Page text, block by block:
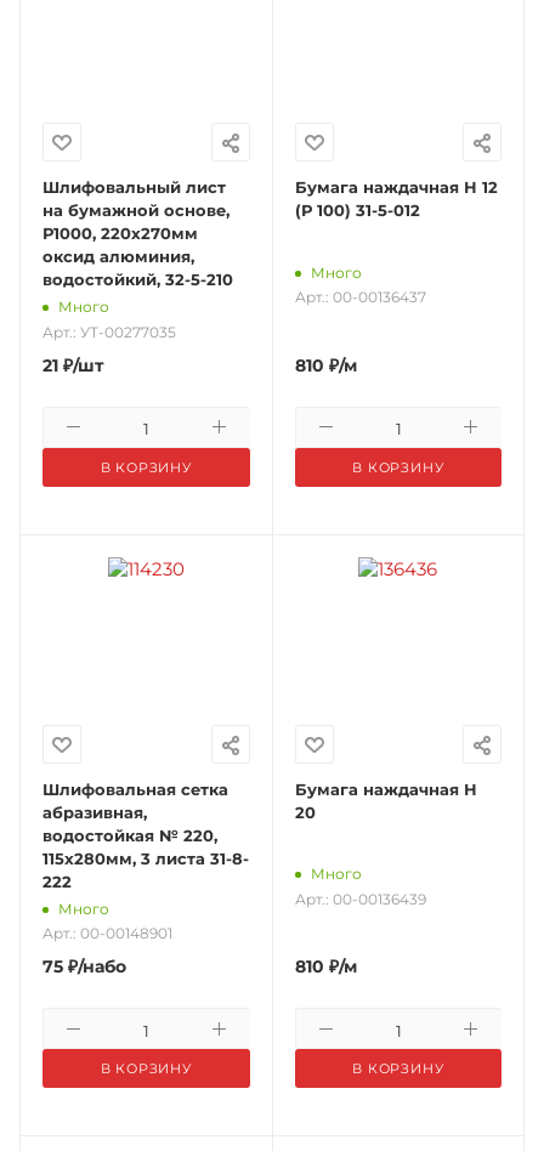
Шлифовальный лист
на бумажной основе,
Р1000, 220х270мм
оксид алюминия,
водостойкий, 32-5-210
Много
Арт.: УТ-00277035
21 ₽/шт
В КОРЗИНУ
Бумага наждачная Н 12
(Р 100) 31-5-012
Много
Арт.: 00-00136437
810 ₽/м
В КОРЗИНУ
Шлифовальная сетка
абразивная,
водостойкая № 220,
115х280мм, 3 листа 31-8-
222
Много
Арт.: 00-00148901
75 ₽/набо
В КОРЗИНУ
Бумага наждачная Н
20
Много
Арт.: 00-00136439
810 ₽/м
В КОРЗИНУ